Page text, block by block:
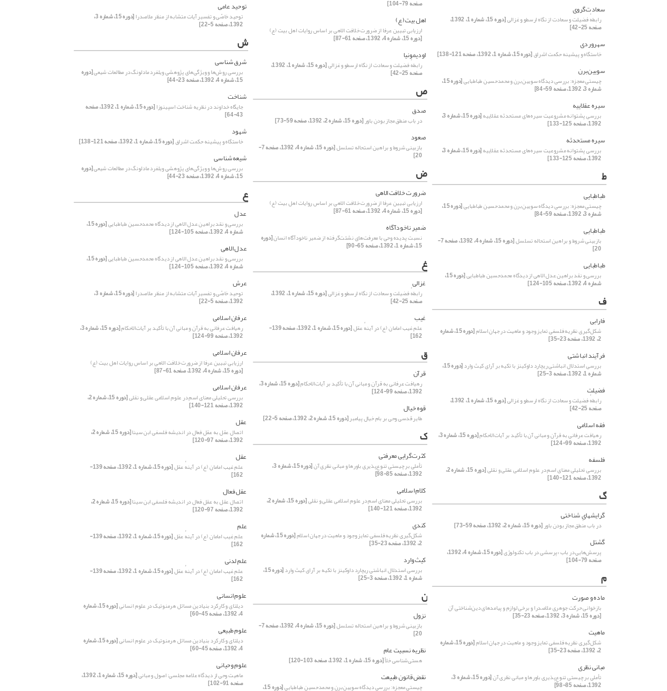
صفحه 79-104]
اهل بیت (ع)
ارزیابی تبیین عرفا از ضرورت خلافت الاهی بر اساس روایات اهل بیت (ع)
[دوره 15، شماره 4، 1392، صفحه 61-87]
اودیمونیا
رابطهٔ فضیلت و سعادت از نگاه ارسطو و غزالی [دوره 15، شماره 1، 1392،
صفحه 25-42]
توحید عامی
توحید خاصّی و تفسیر آیات متشابه از منظر ملاصدرا [دوره 15، شماره 3،
1392، صفحه 5-22]
سعادت‌گروی
رابطهٔ فضیلت و سعادت از نگاه ارسطو و غزالی [دوره 15، شماره 1، 1392،
صفحه 25-42]
سهروردی
خاستگاه و پیشینه حکمت اشراق[دوره 15، شماره 1، 1392، صفحه 121-138]
سویین‌برن
چیستی معجزه: بررسی دیدگاه سویین‌برن و محمدحسین طباطبایی [دوره 15،
شماره 3، 1392، صفحه 59-84]
سیره عقلاییه
بررسی پشتوانه مشروعیت سیره‌های مستحدثه عقلاییه [دوره 15، شماره 3،
1392، صفحه 125-133]
سیره مستحدثه
بررسی پشتوانه مشروعیت سیره‌های مستحدثه عقلاییه [دوره 15، شماره 3،
1392، صفحه 125-133]
ش
شرق‌شناسی
بررسی روش‌ها و ویژگی‌های پژوهشی ویلفرد مادلونگ در مطالعات شیعی[دوره
15، شماره 4، 1392، صفحه 23-44]
شناخت
جایگاه خداوند در نظریه شناخت اسپینوزا [دوره 15، شماره 1، 1392، صفحه
43-64]
شهود
خاستگاه و پیشینه حکمت اشراق[دوره 15، شماره 1، 1392، صفحه 121-138]
شیعه‌شناسی
بررسی روش‌ها و ویژگی‌های پژوهشی ویلفرد مادلونگ در مطالعات شیعی[دوره
15، شماره 4، 1392، صفحه 23-44]
ص
صدق
در باب منطق مجاز بودن باور[دوره 15، شماره 2، 1392، صفحه 59-73]
صعود
بازبینی شروط و براهین استحاله تسلسل [دوره 15، شماره 4، 1392، صفحه 7-
20]
ض
ضرورت خلافت الاهی
ارزیابی تبیین عرفا از ضرورت خلافت الاهی بر اساس روایات اهل بیت (ع)
[دوره 15، شماره 4، 1392، صفحه 61-87]
ضمیر ناخودآگاه
نسبت پدیده وحی با معرفت‌های نشئت‌گرفته از ضمیر ناخودآگاه انسان[دوره
15، شماره 1، 1392، صفحه 65-90]
ط
طباطبایی
چیستی معجزه: بررسی دیدگاه سویین‌برن و محمدحسین طباطبایی [دوره 15،
شماره 3، 1392، صفحه 59-84]
طباطبایی
بازبینی شروط و براهین استحاله تسلسل [دوره 15، شماره 4، 1392، صفحه 7-
20]
طباطبایی
بررسی و نقد براهین عدل الاهی از دیدگاه محمدحسین طباطبایی [دوره 15،
شماره 4، 1392، صفحه 105-124]
ع
عدل
بررسی و نقد براهین عدل الاهی از دیدگاه محمدحسین طباطبایی [دوره 15،
شماره 4، 1392، صفحه 105-124]
عدل الاهی
بررسی و نقد براهین عدل الاهی از دیدگاه محمدحسین طباطبایی [دوره 15،
شماره 4، 1392، صفحه 105-124]
عرش
توحید خاصّی و تفسیر آیات متشابه از منظر ملاصدرا [دوره 15، شماره 3،
1392، صفحه 5-22]
عرفان اسلامی
رهیافت عرفانی به قرآن و مبانی آن با تأکید بر آیات‌الاحکام [دوره 15، شماره 3،
1392، صفحه 99-124]
عرفان اسلامی
ارزیابی تبیین عرفا از ضرورت خلافت الاهی بر اساس روایات اهل بیت (ع)
[دوره 15، شماره 4، 1392، صفحه 61-87]
عرفان اسلامی
بررسی تحلیلی معنای اسم در علوم اسلامی عقلی و نقلی [دوره 15، شماره 2،
1392، صفحه 121-140]
عقل
اتصال عقل به عقل فعال در اندیشه فلسفی ابن­ سینا [دوره 15، شماره 2،
1392، صفحه 97-120]
عقل
علم غیب امامان (ع) در آینهٔ عقل [دوره 15، شماره 1، 1392، صفحه 139-
162]
عقل فعال
اتصال عقل به عقل فعال در اندیشه فلسفی ابن­ سینا [دوره 15، شماره 2،
1392، صفحه 97-120]
علم
علم غیب امامان (ع) در آینهٔ عقل [دوره 15، شماره 1، 1392، صفحه 139-
162]
علم لدنی
علم غیب امامان (ع) در آینهٔ عقل [دوره 15، شماره 1، 1392، صفحه 139-
162]
علوم انسانی
دیلتای و کارکرد بنیادین مسائل هرمنوتیک در علوم انسانی [دوره 15، شماره
4، 1392، صفحه 45-60]
علوم طبیعی
دیلتای و کارکرد بنیادین مسائل هرمنوتیک در علوم انسانی [دوره 15، شماره
4، 1392، صفحه 45-60]
علوم وحیانی
ماهیت وحی از دیدگاه علامه مجلسی: اصول و مبانی [دوره 15، شماره 1، 1392،
صفحه 91-102]
غ
غزالی
رابطهٔ فضیلت و سعادت از نگاه ارسطو و غزالی [دوره 15، شماره 1، 1392،
صفحه 25-42]
غیب
علم غیب امامان (ع) در آینهٔ عقل [دوره 15، شماره 1، 1392، صفحه 139-
162]
ف
فارابی
شکل‌گیری نظریه فلسفی تمایز وجود و ماهیت در جهان اسلام [دوره 15، شماره
2، 1392، صفحه 23-35]
فرآیند انباشتی
بررسی استدلال انباشتی ریچارد داوکینز با تکیه بر آرای کیث وارد [دوره 15،
شماره 1، 1392، صفحه 3-25]
فضیلت
رابطهٔ فضیلت و سعادت از نگاه ارسطو و غزالی [دوره 15، شماره 1، 1392،
صفحه 25-42]
فقه اسلامی
رهیافت عرفانی به قرآن و مبانی آن با تأکید بر آیات‌الاحکام [دوره 15، شماره 3،
1392، صفحه 99-124]
فلسفه
بررسی تحلیلی معنای اسم در علوم اسلامی عقلی و نقلی [دوره 15، شماره 2،
1392، صفحه 121-140]
ق
قرآن
رهیافت عرفانی به قرآن و مبانی آن با تأکید بر آیات‌الاحکام [دوره 15، شماره 3،
1392، صفحه 99-124]
قوه خیال
طایر قدسی وحی بر بام خیال پیامبر[دوره 15، شماره 2، 1392، صفحه 5-22]
ک
کثرت‌گرایی معرفتی
تأملی بر چیستی تنوع‌پذیری باورها و مبانی نظری آن [دوره 15، شماره 3،
1392، صفحه 85-98]
کلام اسلامی
بررسی تحلیلی معنای اسم در علوم اسلامی عقلی و نقلی [دوره 15، شماره 2،
1392، صفحه 121-140]
کندی
شکل‌گیری نظریه فلسفی تمایز وجود و ماهیت در جهان اسلام [دوره 15، شماره
2، 1392، صفحه 23-35]
کیث وارد
بررسی استدلال انباشتی ریچارد داوکینز با تکیه بر آرای کیث وارد [دوره 15،
شماره 1، 1392، صفحه 3-25]
گ
گرایشهایِ شناختی
در باب منطق مجاز بودن باور[دوره 15، شماره 2، 1392، صفحه 59-73]
گشتل
پرسش‌هایی در باب «پرسشی در باب تکنولوژی [دوره 15، شماره 4، 1392،
صفحه 79-104]
م
ماده و صورت
بازخوانی حرکت جوهری ملاصدرا و برخی لوازم و پیامد‌های دین‌شناختی آن
[دوره 15، شماره 3، 1392، صفحه 23-35]
ماهیت
شکل‌گیری نظریه فلسفی تمایز وجود و ماهیت در جهان اسلام [دوره 15، شماره
2، 1392، صفحه 23-35]
مبانی نظری
تأملی بر چیستی تنوع‌پذیری باورها و مبانی نظری آن [دوره 15، شماره 3،
1392، صفحه 85-98]
ن
نزول
بازبینی شروط و براهین استحاله تسلسل [دوره 15، شماره 4، 1392، صفحه 7-
20]
نظریه نسبیت عام
هستی‌شناسی خلأ[دوره 15، شماره 1، 1392، صفحه 103-120]
نقض قانون طبیعت
چیستی معجزه: بررسی دیدگاه سویین‌برن و محمدحسین طباطبایی [دوره 15،